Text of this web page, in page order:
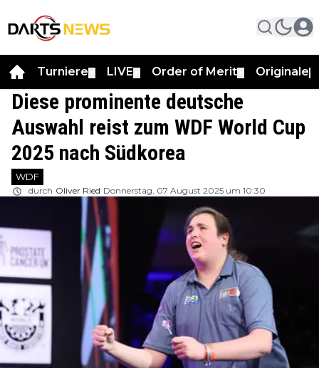
Turniere LIVE Order of Merit Originale
Diese prominente deutsche
Auswahl reist zum WDF World Cup
2025 nach Südkorea
WDF
durch Oliver Ried Donnerstag, 07 August 2025 um 10:30